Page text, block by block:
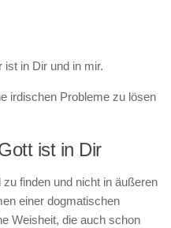
ist in Dir und in mir.
irdischen Probleme zu lösen
ist in Dir
finden und nicht in äußeren
einer dogmatischen
Weisheit, die auch schon